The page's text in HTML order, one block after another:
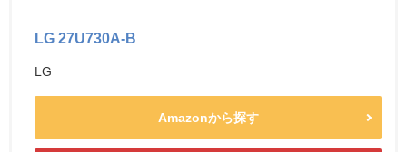
LG 27U730A-B
LG
Amazonから探す